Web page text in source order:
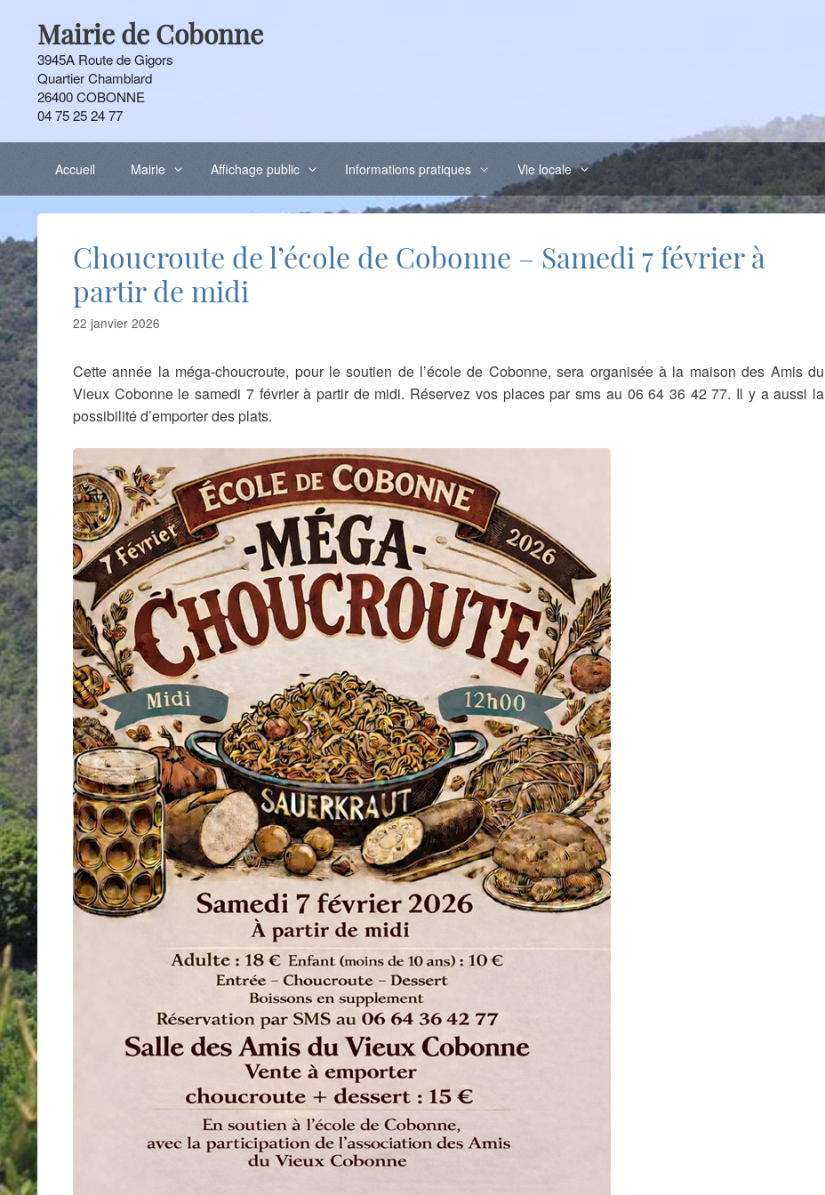
contenu
Mairie de Cobonne
3945A Route de Gigors
Quartier Chamblard
26400 COBONNE
04 75 25 24 77
Accueil Mairie Affichage public Informations pratiques Vie locale
Choucroute de l’école de Cobonne – Samedi 7 février à
partir de midi
22 janvier 2026
Cette année la méga-choucroute, pour le soutien de l’école de Cobonne, sera organisée à la maison des Amis du
Vieux Cobonne le samedi 7 février à partir de midi. Réservez vos places par sms au 06 64 36 42 77. Il y a aussi la
possibilité d’emporter des plats.